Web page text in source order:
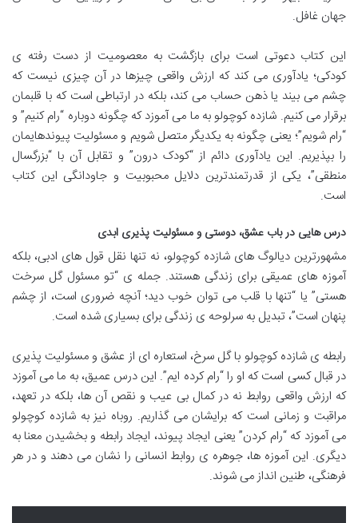
جهان غافل.
این کتاب دعوتی است برای بازگشت به معصومیت از دست رفته ی
کودکی؛ یادآوری می کند که ارزش واقعی چیزها در آن چیزی نیست که
چشم می بیند یا ذهن حساب می کند، بلکه در ارتباطی است که با قلبمان
برقرار می کنیم. شازده کوچولو به ما می آموزد که چگونه دوباره “رام کنیم” و
“رام شویم”؛ یعنی چگونه به یکدیگر متصل شویم و مسئولیت پیوندهایمان
را بپذیریم. این یادآوری دائم از “کودک درون” و تقابل آن با “بزرگسال
منطقی”، یکی از قدرتمندترین دلایل محبوبیت و جاودانگی این کتاب
است.
درس هایی در باب عشق، دوستی و مسئولیت پذیری ابدی
مشهورترین دیالوگ های شازده کوچولو، نه تنها نقل قول های ادبی، بلکه
آموزه های عمیقی برای زندگی هستند. جمله ی “تو مسئول گل سرخت
هستی” یا “تنها با قلب می توان خوب دید؛ آنچه ضروری است، از چشم
پنهان است”، تبدیل به سرلوحه ی زندگی برای بسیاری شده است.
رابطه ی شازده کوچولو با گل سرخ، استعاره ای از عشق و مسئولیت پذیری
در قبال کسی است که او را “رام کرده ایم”. این درس عمیق، به ما می آموزد
که ارزش واقعی روابط نه در کمال بی عیب و نقص آن ها، بلکه در تعهد،
مراقبت و زمانی است که برایشان می گذاریم. روباه نیز به شازده کوچولو
می آموزد که “رام کردن” یعنی ایجاد پیوند، ایجاد رابطه و بخشیدن معنا به
دیگری. این آموزه ها، جوهره ی روابط انسانی را نشان می دهند و در هر
فرهنگی، طنین انداز می شوند.